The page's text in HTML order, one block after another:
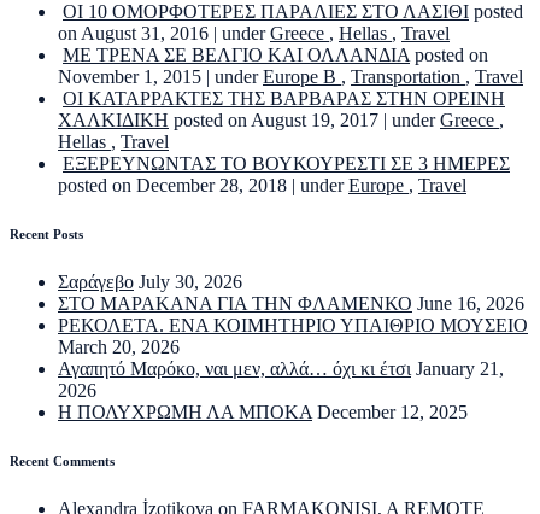
ΟΙ 10 ΟΜΟΡΦΟΤΕΡΕΣ ΠΑΡΑΛΙΕΣ ΣΤΟ ΛΑΣΙΘΙ posted
on August 31, 2016 | underGreece , Hellas , Travel
ΜΕ ΤΡΕΝΑ ΣΕ ΒΕΛΓΙΟ ΚΑΙ ΟΛΛΑΝΔΙΑ posted on
November 1, 2015 | underEurope B , Transportation , Travel
ΟΙ ΚΑΤΑΡΡΑΚΤΕΣ ΤΗΣ ΒΑΡΒΑΡΑΣ ΣΤΗΝ ΟΡΕΙΝΗ
ΧΑΛΚΙΔΙΚΗ posted on August 19, 2017 | underGreece ,
Hellas , Travel
ΕΞΕΡΕΥΝΩΝΤΑΣ ΤΟ ΒΟΥΚΟΥΡΕΣΤΙ ΣΕ 3 ΗΜΕΡΕΣ
posted on December 28, 2018 | underEurope , Travel
Recent Posts
Σαράγεβο July 30, 2026
ΣΤΟ ΜΑΡΑΚΑΝΑ ΓΙΑ ΤΗΝ ΦΛΑΜΕΝΚΟ June 16, 2026
ΡΕΚΟΛΕΤΑ. ΕΝΑ ΚΟΙΜΗΤΗΡΙΟ ΥΠΑΙΘΡΙΟ ΜΟΥΣΕΙΟ
March 20, 2026
Αγαπητό Μαρόκο, ναι μεν, αλλά… όχι κι έτσι January 21,
2026
Η ΠΟΛΥΧΡΩΜΗ ΛΑ ΜΠΟΚΑ December 12, 2025
Recent Comments
Alexandra İzotikova on FARMAKONISI, A REMOTE